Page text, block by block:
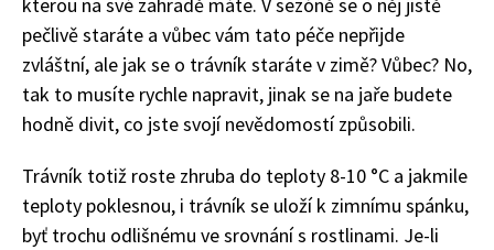
pečlivě staráte a vůbec vám tato péče nepřijde
zvláštní, ale jak se o trávník staráte v zimě? Vůbec? No,
tak to musíte rychle napravit, jinak se na jaře budete
hodně divit, co jste svojí nevědomostí způsobili.
Trávník totiž roste zhruba do teploty 8-10 °C a jakmile
teploty poklesnou, i trávník se uloží k zimnímu spánku,
byť trochu odlišnému ve srovnání s rostlinami. Je-li